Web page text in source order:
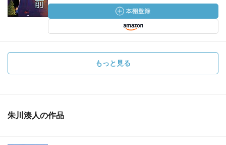
もっと見る
朱川湊人の作品